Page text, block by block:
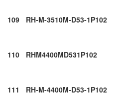
109 RH-M-3510M-D53-1P102
110 RHM4400MD531P102
111 RH-M-4400M-D53-1P102